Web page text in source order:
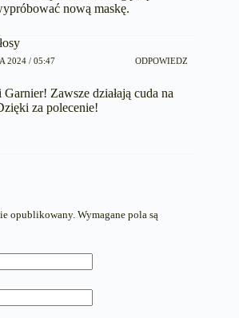
nową maskę.
2024 / 05:47 ODPOWIEDZ
Zawsze działają cuda na
za polecenie!
opublikowany. Wymagane pola są